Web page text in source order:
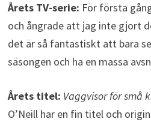
Årets TV-serie: För första
och ångrade att jag inte gjort
det är så fantastiskt att bara
säsongen och ha en massa
Årets titel: Vaggvisor för små
O’Neill har en fin titel och